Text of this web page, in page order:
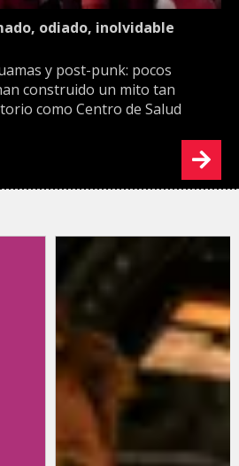
odiado, inolvidable
y post-punk: pocos
construido un mito tan
como Centro de Salud